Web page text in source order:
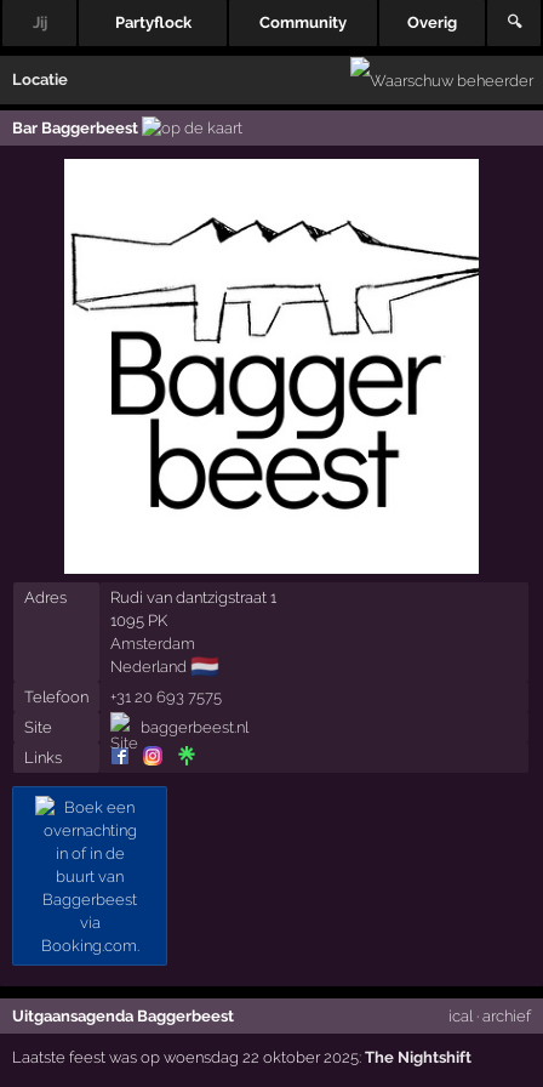
Jij Partyflock Community Overig 🔍
Locatie
Bar Baggerbeest
Adres
Rudi van dantzigstraat 1
1095 PK
Amsterdam
Nederland 🇳🇱
Telefoon
+31 20 693 7575
Site
baggerbeest.nl
Links
Uitgaansagenda Baggerbeest ical· archief
Laatste feest was op woensdag 22 oktober 2025:The Nightshift